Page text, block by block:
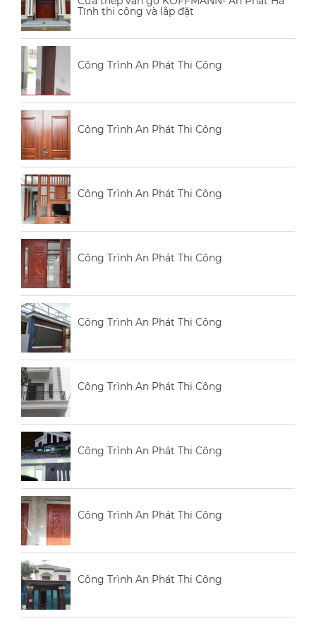
Tĩnh thi công và lắp đặt
Công Trình An Phát Thi Công
Công Trình An Phát Thi Công
Công Trình An Phát Thi Công
Công Trình An Phát Thi Công
Công Trình An Phát Thi Công
Công Trình An Phát Thi Công
Công Trình An Phát Thi Công
Công Trình An Phát Thi Công
Công Trình An Phát Thi Công